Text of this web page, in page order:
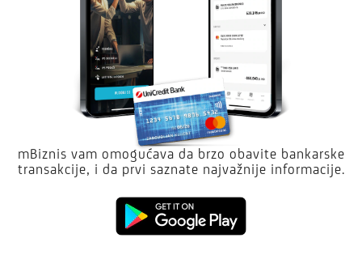
mBiznis vam omogućava da brzo obavite bankarske
transakcije, i da prvi saznate najvažnije informacije.
Google